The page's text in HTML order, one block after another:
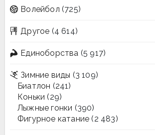
Волейбол (725)
Другое (4 614)
Единоборства (5 917)
Зимние виды (3 109)
Биатлон (241)
Коньки (29)
Лыжные гонки (390)
Фигурное катание (2 483)